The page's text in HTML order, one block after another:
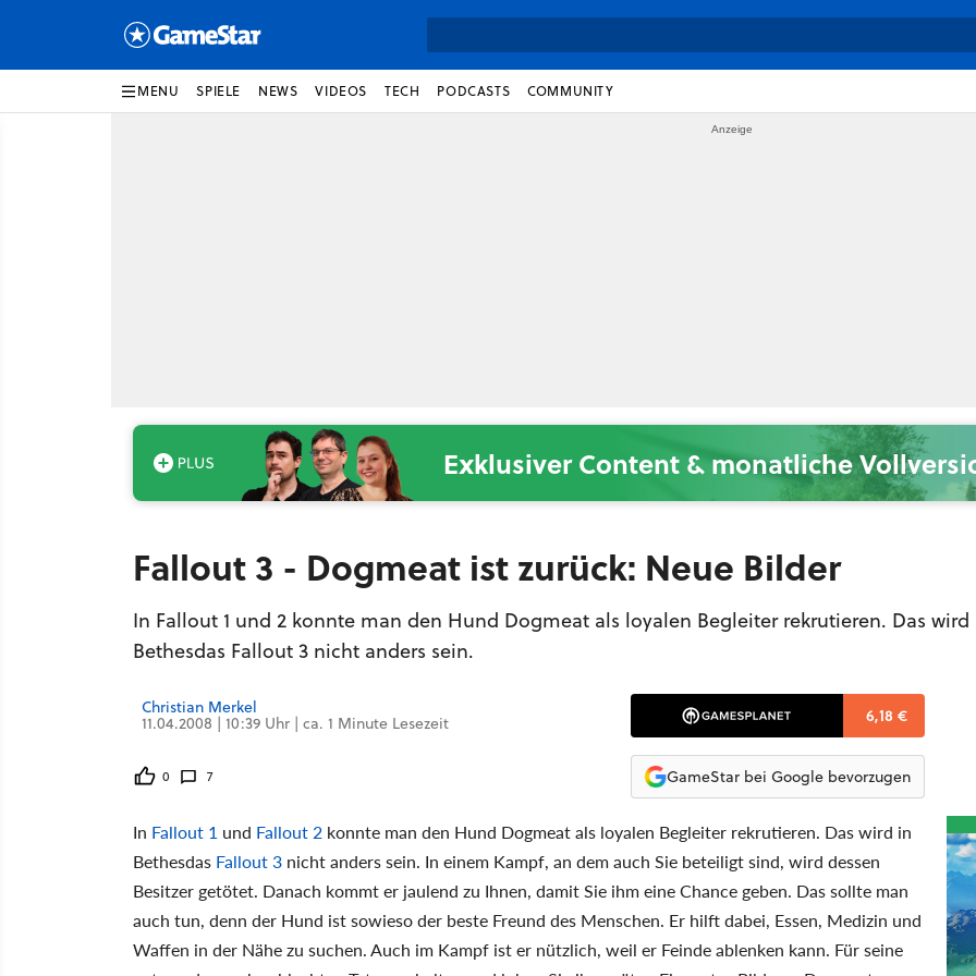
MENU SPIELE NEWS VIDEOS TECH PODCASTS COMMUNITY
Exklusiver Content & monatliche
Fallout 3 - Dogmeat ist zurück: Neue Bilder
In Fallout 1 und 2 konnte man den Hund Dogmeat als loyalen Begleiter rekrutieren. Das wird
Bethesdas Fallout 3 nicht anders sein.
Christian Merkel
11.04.2008 | 10:39 Uhr | ca. 1 Minute Lesezeit
0 7
6,18 €
GameStar bei Google bevorzugen
In Fallout 1 und Fallout 2 konnte man den Hund Dogmeat als loyalen Begleiter rekrutieren. Das wird in
Bethesdas Fallout 3 nicht anders sein. In einem Kampf, an dem auch Sie beteiligt sind, wird dessen
Besitzer getötet. Danach kommt er jaulend zu Ihnen, damit Sie ihm eine Chance geben. Das sollte man
auch tun, denn der Hund ist sowieso der beste Freund des Menschen. Er hilft dabei, Essen, Medizin und
Waffen in der Nähe zu suchen. Auch im Kampf ist er nützlich, weil er Feinde ablenken kann. Für seine